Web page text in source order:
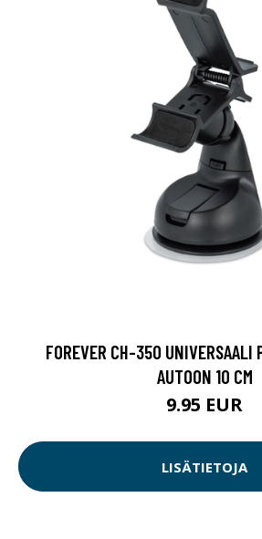
FOREVER CH-350 UNIVERSAALI
AUTOON 10 CM
9.95 EUR
LISÄTIETOJA